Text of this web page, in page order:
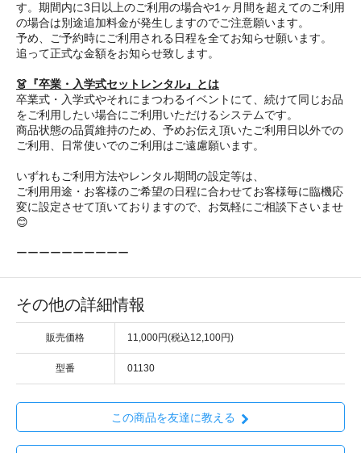
す。期間内に3日以上のご利用の場合や1ヶ月間を超えてのご利用
の場合は別途追加料金が発生しますのでご注意願います。
予め、ご予約時にご利用される日程を全てお知らせ願います。
追って正式な金額をお知らせ致します。
👗『卒業・入学式セットレンタル』とは
卒業式・入学式やそれにまつわるイベントにて、続けて同じお品
をご利用したい場合にご利用いただけるシステムです。
商品状態の品質維持のため、予めお伝え頂いたご利用日以外での
ご利用、日常使いでのご利用はご遠慮願います。
いずれもご利用方法やレンタル期間の設定等は、
ご利用用途・お客様のご希望の日程に合わせてお客様毎に臨機応
変に設定させて頂いておりますので、お気軽にご相談下さいませ
😊
ーーーーーーーーーー
その他の詳細情報
販売価格 11,000円(税込12,100円)
型番 01130
この商品を友達に教える